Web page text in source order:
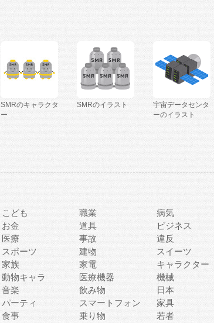
SMRのキャラクタ
ー
SMRのイラスト
宇宙データセンタ
ーのイラスト
こども 職業 病気
お金 道具 ビジネス
医療 事故 違反
スポーツ 建物 スイーツ
家族 家電 キャラクター
動物キャラ 医療機器 機械
音楽 飲み物 日本
パーティ スマートフォン 家具
食事 乗り物 若者